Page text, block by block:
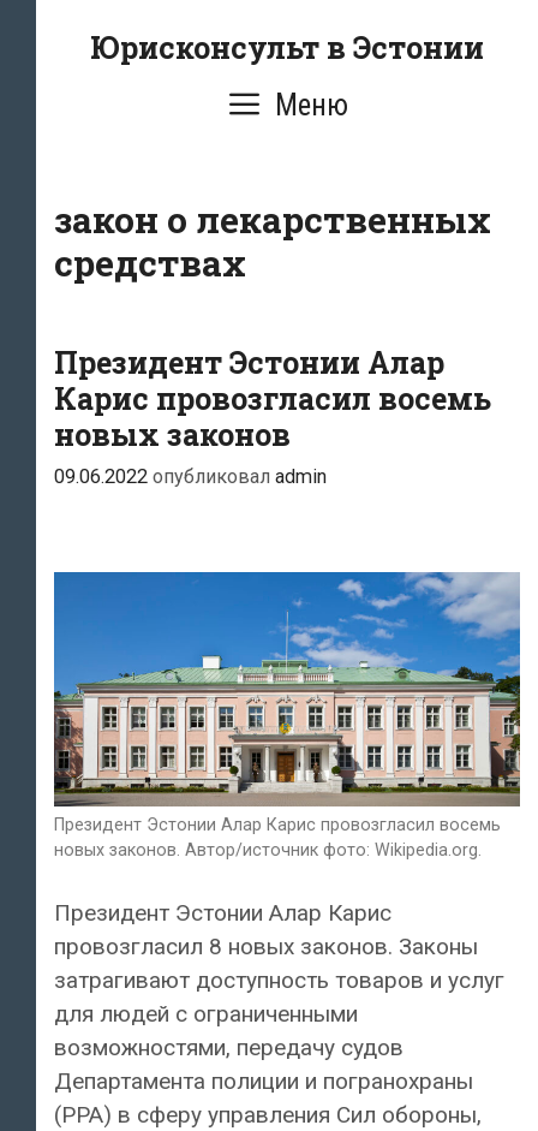
Юрисконсульт в Эстонии
Меню
закон о лекарственных
средствах
Президент Эстонии Алар
Карис провозгласил восемь
новых законов
09.06.2022 опубликовал admin
Президент Эстонии Алар Карис провозгласил восемь
новых законов. Автор/источник фото: Wikipedia.org.
Президент Эстонии Алар Карис
провозгласил 8 новых законов. Законы
затрагивают доступность товаров и услуг
для людей с ограниченными
возможностями, передачу судов
Департамента полиции и погранохраны
(PPA) в сферу управления Сил обороны,